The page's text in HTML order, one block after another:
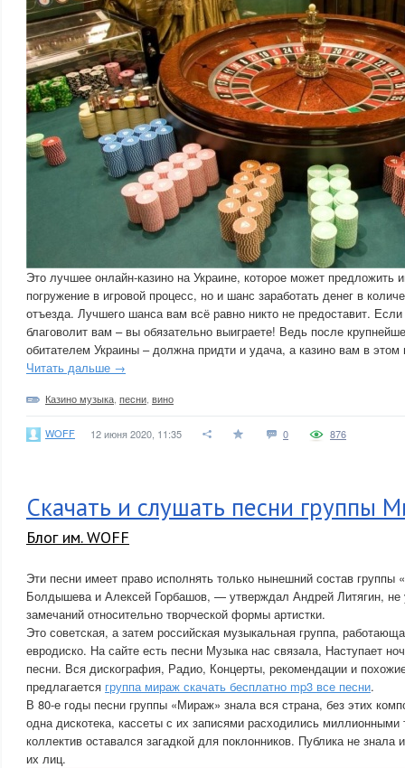
Это лучшее онлайн-казино на Украине, которое может предложить
погружение в игровой процесс, но и шанс заработать денег в
отъезда. Лучшего шанса вам всё равно никто не предоставит.
благоволит вам – вы обязательно выиграете! Ведь после
обитателем Украины – должна придти и удача, а казино вам в
Читать дальше →
Казино музыка песни вино
WOFF 12 июня 2020, 11:35 0 876
Скачать и слушать песни группы
Блог им. WOFF
Эти песни имеет право исполнять только нынешний состав
Болдышева и Алексей Горбашов, — утверждал Андрей Литягин, не
замечаний относительно творческой формы артистки.
Это советская, а затем российская музыкальная группа,
евродиско. На сайте есть песни Музыка нас связала, Наступает
песни. Вся дискография, Радио, Концерты, рекомендации и
предлагается группа мираж скачать бесплатно mp3 все песни.
В 80-е годы песни группы «Мираж» знала вся страна, без этих
одна дискотека, кассеты с их записями расходились
коллектив оставался загадкой для поклонников. Публика не знала
их лиц.